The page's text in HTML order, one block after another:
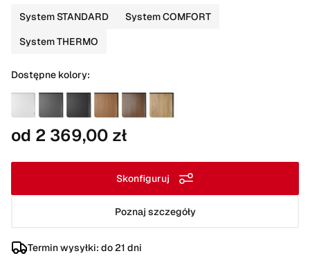
System STANDARD
System COMFORT
System THERMO
Dostępne kolory:
od 2 369,00 zł
Skonfiguruj
Poznaj szczegóły
Termin wysyłki: do 21 dni